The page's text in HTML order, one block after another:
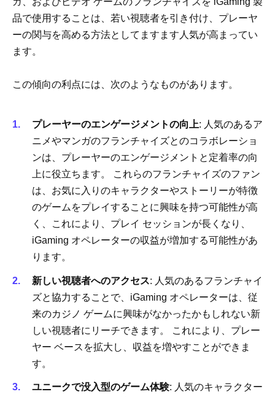
品で使用することは、若い視聴者を引き付け、プレーヤ
ーの関与を高める方法としてますます人気が高まってい
ます。
この傾向の利点には、次のようなものがあります。
プレーヤーのエンゲージメントの向上: 人気のあるア
ニメやマンガのフランチャイズとのコラボレーショ
ンは、プレーヤーのエンゲージメントと定着率の向
上に役立ちます。 これらのフランチャイズのファン
は、お気に入りのキャラクターやストーリーが特徴
のゲームをプレイすることに興味を持つ可能性が高
く、これにより、プレイ セッションが長くなり、
iGaming オペレーターの収益が増加する可能性があ
ります。
新しい視聴者へのアクセス: 人気のあるフランチャイ
ズと協力することで、iGaming オペレーターは、従
来のカジノ ゲームに興味がなかったかもしれない新
しい視聴者にリーチできます。 これにより、プレー
ヤー ベースを拡大し、収益を増やすことができま
す。
ユニークで没入型のゲーム体験: 人気のキャラクター